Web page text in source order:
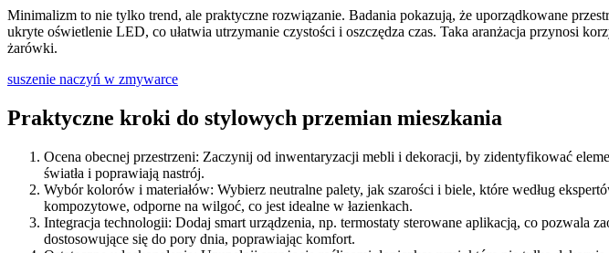
Minimalizm to nie tylko trend, ale praktyczne rozwiązanie. Badania pokazują, że uporządkowane
ukryte oświetlenie LED, co ułatwia utrzymanie czystości i oszczędza czas. Taka aranżacja przynosi
żarówki.
suszenie naczyń w zmywarce
Praktyczne kroki do stylowych przemian mieszkania
Ocena obecnej przestrzeni: Zaczynij od inwentaryzacji mebli i dekoracji, by zidentyfikować
światła i poprawiają nastrój.
Wybór kolorów i materiałów: Wybierz neutralne palety, jak szarości i biele, które według
kompozytowe, odporne na wilgoć, co jest idealne w łazienkach.
Integracja technologii: Dodaj smart urządzenia, np. termostaty sterowane aplikacją, co pozwala
dostosowujące się do pory dnia, poprawiając komfort.